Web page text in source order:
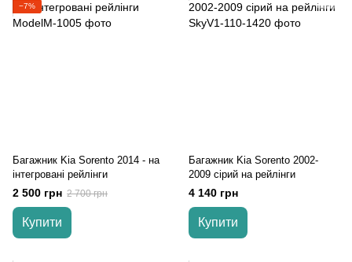
−7%
Багажник Kia Sorento 2014 - на
інтегровані рейлінги
2 500 грн 2 700 грн
Купити
Багажник Kia Sorento 2002-
2009 cірий на рейлінги
4 140 грн
Купити